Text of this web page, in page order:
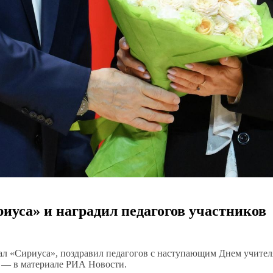
и наградил педагогов участников
поздравил педагогов с наступающим Днем
— в материале РИА Новости.